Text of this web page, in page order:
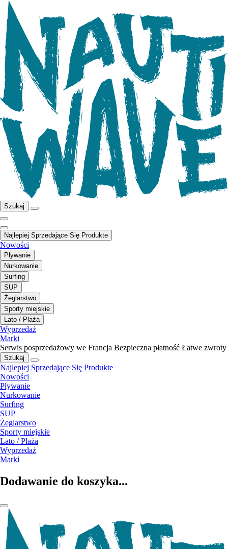
Szukaj
Najlepiej Sprzedające Się Produkte
Nowości
Pływanie
Nurkowanie
Surfing
SUP
Żeglarstwo
Sporty miejskie
Lato / Plaża
Wyprzedaż
Marki
Serwis posprzedażowy we Francja Bezpieczna płatność Łatwe zwroty
Szukaj
Najlepiej Sprzedające Się Produkte
Nowości
Pływanie
Nurkowanie
Surfing
SUP
Żeglarstwo
Sporty miejskie
Lato / Plaża
Wyprzedaż
Marki
Dodawanie do koszyka...